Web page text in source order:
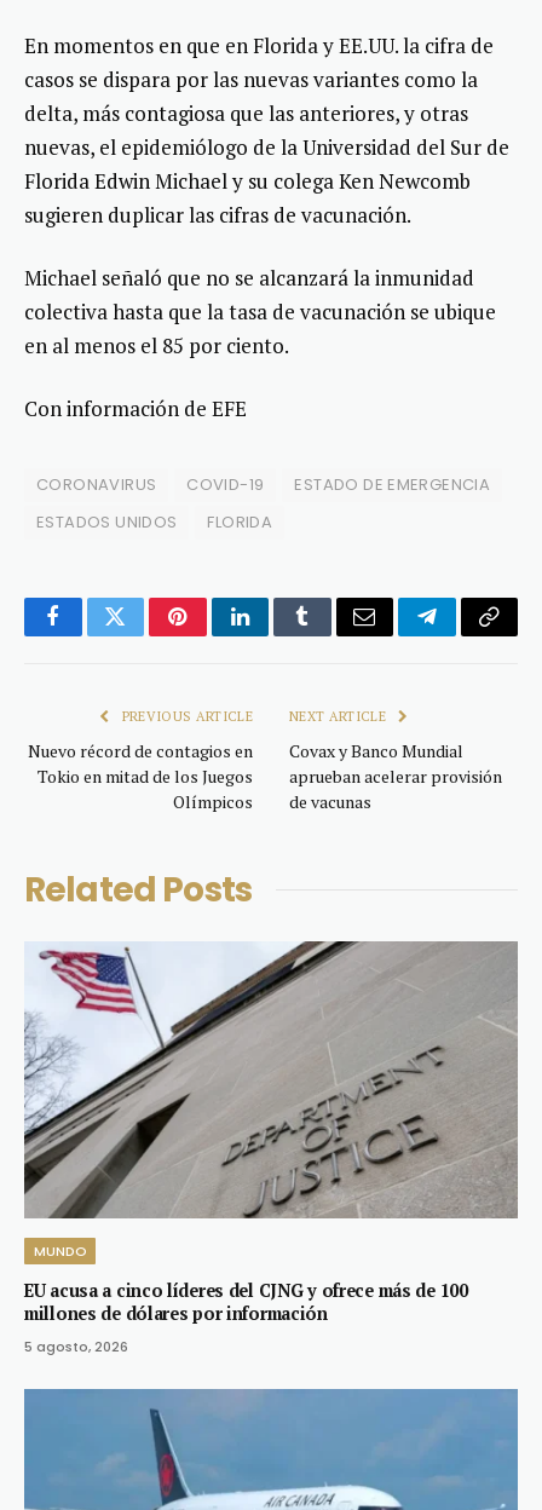
En momentos en que en Florida y EE.UU. la cifra de
casos se dispara por las nuevas variantes como la
delta, más contagiosa que las anteriores, y otras
nuevas, el epidemiólogo de la Universidad del Sur de
Florida Edwin Michael y su colega Ken Newcomb
sugieren duplicar las cifras de vacunación.
Michael señaló que no se alcanzará la inmunidad
colectiva hasta que la tasa de vacunación se ubique
en al menos el 85 por ciento.
Con información de EFE
CORONAVIRUS COVID-19
ESTADO DE EMERGENCIA
ESTADOS UNIDOS
FLORIDA
FacebookTwitterPinterestLinkedInTumblrEmail TelegramCopy
PREVIOUS ARTICLE
Nuevo récord de contagios en
Tokio en mitad de los Juegos
Olímpicos
NEXT ARTICLE
Covax y Banco Mundial
aprueban acelerar provisión
de vacunas
Related Posts
MUNDO
EU acusa a cinco líderes del CJNG y ofrece más de 100
millones de dólares por información
5 agosto, 2026